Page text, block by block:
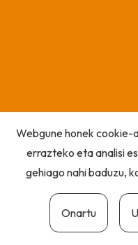
Webgune honek cookie-
errazteko eta analisi
gehiago nahi baduzu,
Onartu